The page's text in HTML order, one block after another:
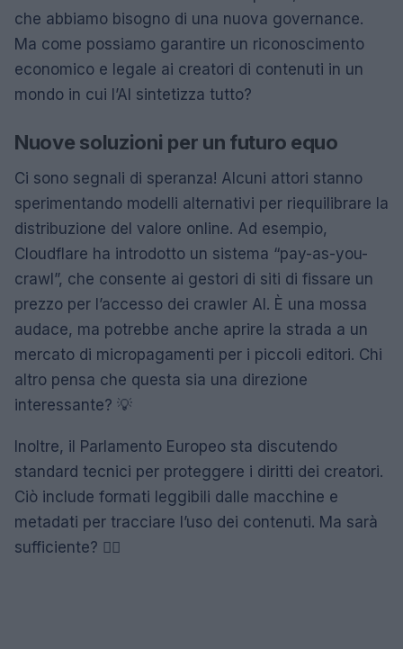
che abbiamo bisogno di una nuova governance.
Ma come possiamo garantire un riconoscimento
economico e legale ai creatori di contenuti in un
mondo in cui l’AI sintetizza tutto?
Nuove soluzioni per un futuro equo
Ci sono segnali di speranza! Alcuni attori stanno
sperimentando modelli alternativi per riequilibrare la
distribuzione del valore online. Ad esempio,
Cloudflare ha introdotto un sistema “pay-as-you-
crawl”, che consente ai gestori di siti di fissare un
prezzo per l’accesso dei crawler AI. È una mossa
audace, ma potrebbe anche aprire la strada a un
mercato di micropagamenti per i piccoli editori. Chi
altro pensa che questa sia una direzione
interessante? 💡
Inoltre, il Parlamento Europeo sta discutendo
standard tecnici per proteggere i diritti dei creatori.
Ciò include formati leggibili dalle macchine e
metadati per tracciare l’uso dei contenuti. Ma sarà
sufficiente? 🤷‍♀️